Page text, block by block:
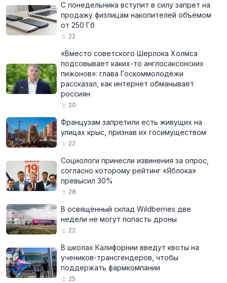
С понедельника вступит в силу запрет на
продажу физлицам накопителей объёмом
от 250 Гб
22
«Вместо советского Шерлока Холмса
подсовывает каких-то англосаксонских
пижонов»: глава Госкоммолодёжи
рассказал, как интернет обманывает
россиян
20
Французам запретили есть живущих на
улицах крыс, признав их госимуществом
22
Социологи принесли извинения за опрос,
согласно которому рейтинг «Яблока»
превысил 30%
28
В освящённый склад Wildberries две
недели не могут попасть дроны
22
В школах Калифорнии введут квоты на
учеников-трансгендеров, чтобы
поддержать фармкомпании
25